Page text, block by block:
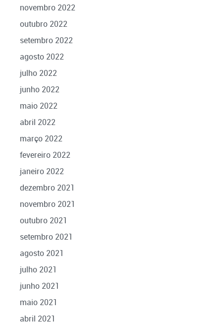
novembro 2022
outubro 2022
setembro 2022
agosto 2022
julho 2022
junho 2022
maio 2022
abril 2022
março 2022
fevereiro 2022
janeiro 2022
dezembro 2021
novembro 2021
outubro 2021
setembro 2021
agosto 2021
julho 2021
junho 2021
maio 2021
abril 2021